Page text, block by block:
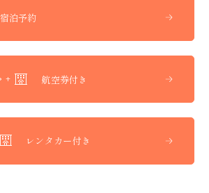
宿泊予約
航空券付き
レンタカー付き